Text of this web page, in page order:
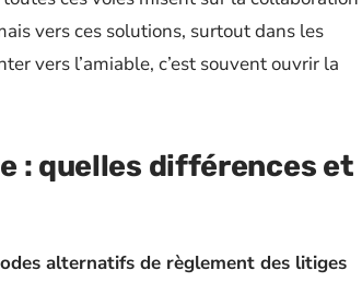
vers ces solutions, surtout dans les
vers l’amiable, c’est souvent ouvrir la
: quelles différences et
alternatifs de règlement des litiges